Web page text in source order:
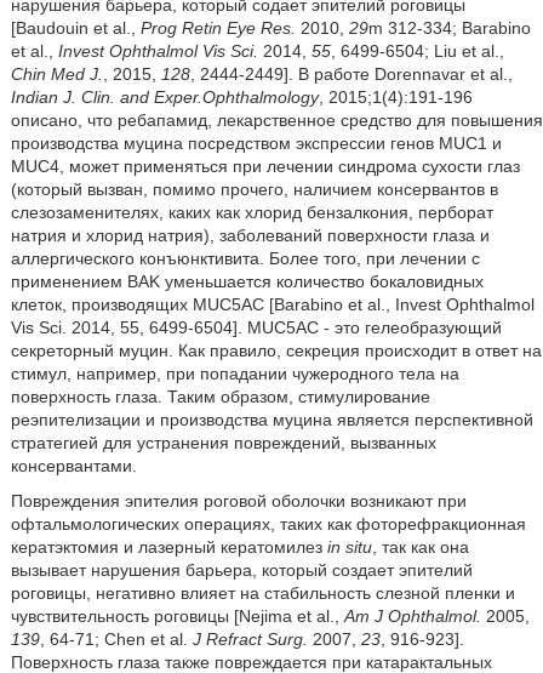
нарушения барьера, который содает эпителий роговицы
[Baudouin et al., Prog Retin Eye Res. 2010, 29m 312-334; Barabino
et al., Invest Ophthalmol Vis Sci. 2014, 55, 6499-6504; Liu et al.,
Chin Med J.
, 2015, 128, 2444-2449]. В работе Dorennavar et al.,
Indian J. Clin. and Exper.Ophthalmology, 2015;1(4):191-196
описано, что ребапамид, лекарственное средство для повышения
производства муцина посредством экспрессии генов MUC1 и
MUC4, может применяться при лечении синдрома сухости глаз
(который вызван, помимо прочего, наличием консервантов в
слезозаменителях, каких как хлорид бензалкония, перборат
натрия и хлорид натрия), заболеваний поверхности глаза и
аллергического конъюнктивита. Более того, при лечении с
применением BAK уменьшается количество бокаловидных
клеток, производящих MUC5AC [Barabino et al., Invest Ophthalmol
Vis Sci. 2014, 55, 6499-6504]. MUC5AC - это гелеобразующий
секреторный муцин. Как правило, секреция происходит в ответ на
стимул, например, при попадании чужеродного тела на
поверхность глаза. Таким образом, стимулирование
реэпителизации и производства муцина является перспективной
стратегией для устранения повреждений, вызванных
консервантами.
Повреждения эпителия роговой оболочки возникают при
офтальмологических операциях, таких как фоторефракционная
кератэктомия и лазерный кератомилез in situ, так как она
вызывает нарушения барьера, который создает эпителий
роговицы, негативно влияет на стабильность слезной пленки и
чувствительность роговицы [Nejima et al., Am J Ophthalmol. 2005,
139, 64-71; Chen et al. J Refract Surg. 2007, 23, 916-923].
Поверхность глаза также повреждается при катарактальных